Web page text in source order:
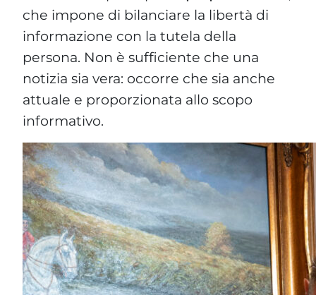
che impone di bilanciare la libertà di
informazione con la tutela della
persona. Non è sufficiente che una
notizia sia vera: occorre che sia anche
attuale e proporzionata allo scopo
informativo.